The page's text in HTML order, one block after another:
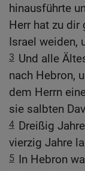
hinausführte
Herr hat zu
Israel weiden,
3 Und alle
nach Hebron,
dem Herrn
sie salbten
4 Dreißig
vierzig Jahre
5 In Hebron